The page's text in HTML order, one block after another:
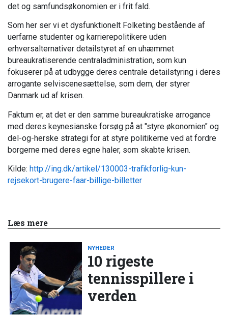
det og samfundsøkonomien er i frit fald.
Som her ser vi et dysfunktionelt Folketing bestående af
uerfarne studenter og karrierepolitikere uden
erhversalternativer detailstyret af en uhæmmet
bureaukratiserende centraladministration, som kun
fokuserer på at udbygge deres centrale detailstyring i deres
arrogante selviscenesættelse, som dem, der styrer
Danmark ud af krisen.
Faktum er, at det er den samme bureaukratiske arrogance
med deres keynesianske forsøg på at "styre økonomien" og
del-og-herske strategi for at styre politikerne ved at fordre
borgerne med deres egne haler, som skabte krisen.
Kilde: http://ing.dk/artikel/130003-trafikforlig-kun-
rejsekort-brugere-faar-billige-billetter
Læs mere
NYHEDER
10 rigeste
tennisspillere i
verden